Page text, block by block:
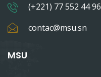
(+221) 77 552 44 96
contac@msu.sn
MSU